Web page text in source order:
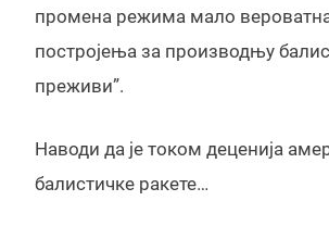
промена режима мало
постројења за производњу
преживи”.
Наводи да је током деценија
балистичке ракете…